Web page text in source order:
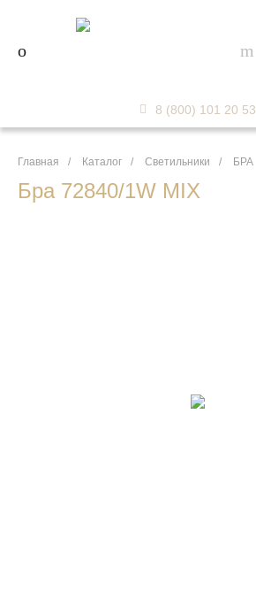
8 (800) 101 20 53
Главная / Каталог / Светильники / БРА
Бра 72840/1W MIX